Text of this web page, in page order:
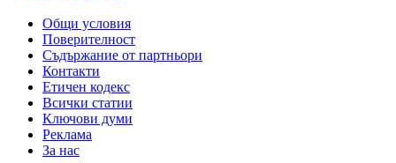
Общи условия
Поверителност
Съдържание от партньори
Контакти
Етичен кодекс
Всички статии
Ключови думи
Реклама
За нас